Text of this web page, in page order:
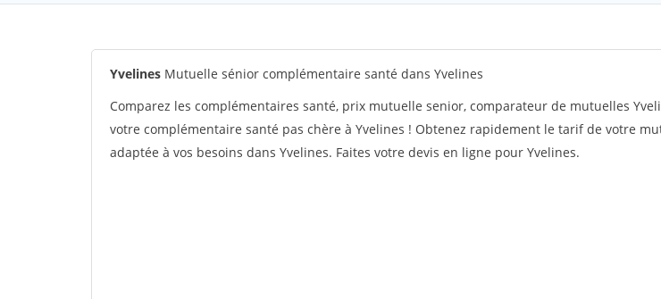
Yvelines Mutuelle sénior complémentaire santé dans Yvelines
Comparez les complémentaires santé, prix mutuelle senior, comparateur de mutuelles
votre complémentaire santé pas chère à Yvelines ! Obtenez rapidement le tarif de votre
adaptée à vos besoins dans Yvelines. Faites votre devis en ligne pour Yvelines.